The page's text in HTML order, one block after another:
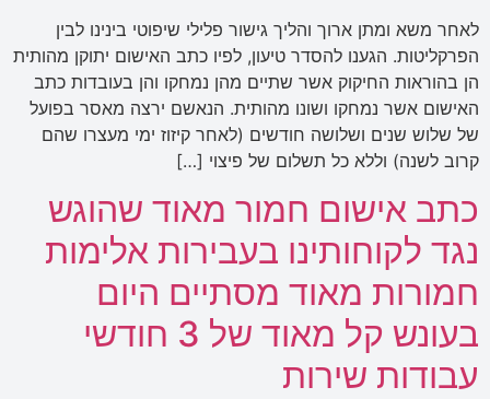
לאחר משא ומתן ארוך והליך גישור פלילי שיפוטי בינינו לבין
הפרקליטות. הגענו להסדר טיעון, לפיו כתב האישום יתוקן מהותית
הן בהוראות החיקוק אשר שתיים מהן נמחקו והן בעובדות כתב
האישום אשר נמחקו ושונו מהותית. הנאשם ירצה מאסר בפועל
של שלוש שנים ושלושה חודשים (לאחר קיזוז ימי מעצרו שהם
קרוב לשנה) וללא כל תשלום של פיצוי […]
כתב אישום חמור מאוד שהוגש
נגד לקוחותינו בעבירות אלימות
חמורות מאוד מסתיים היום
בעונש קל מאוד של 3 חודשי
עבודות שירות